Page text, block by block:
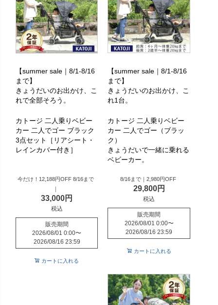
【summer sale｜8/1-8/16
まで】
きょうだいのお出かけ、こ
れで全部そろう。
カトージ 二人乗りベビー
カー 二人でゴー ブラック
3点セット［リアシート・
レインカバー付き］
今だけ！12,188円OFF 8/16まで
｜
33,000
税込
販売期間
2026/08/01 0:00〜
2026/08/16 23:59
カートに入れる
【summer sale｜8/1-8/16
まで】
きょうだいのお出かけ、こ
れ1台。
カトージ 二人乗りベビー
カー 二人でゴー（ブラッ
ク）
きょうだいで一緒に乗れる
ベビーカー。
8/16まで｜2,980円OFF
29,800
税込
販売期間
2026/08/01 0:00〜
2026/08/16 23:59
カートに入れる